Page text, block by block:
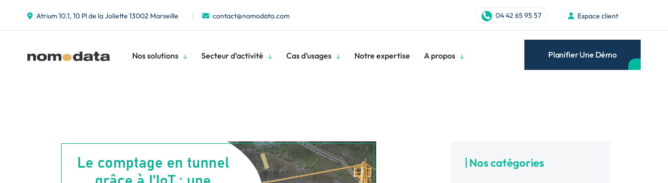
Atrium 10.1, 10 Pl de la Joliette 13002 Marseille contact@nomodata.com 04 42 65 95 57 Espace client
Nos solutions Secteur d’activité Cas d’usages Notre expertise A propos Planifier Une Démo
Nos catégories